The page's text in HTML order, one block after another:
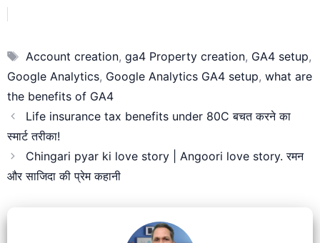
Tags
Account creation, ga4 Property creation, GA4 setup,
Google Analytics, Google Analytics GA4 setup, what are
the benefits of GA4
Life insurance tax benefits under 80C बचत करने का
स्मार्ट तरीका!
Chingari pyar ki love story | Angoori love story. रमन
और साजिदा की प्रेम कहानी